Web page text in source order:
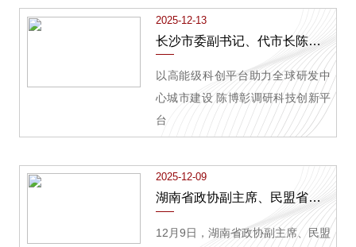
2025-12-13
长沙市委副书记、代市长陈博彰到我院调研
以高能级科创平台助力全球研发中
心城市建设 陈博彰调研科技创新平
台
2025-12-09
湖南省政协副主席、民盟省委会主席何寄华到我院开展专题调研
12月9日，湖南省政协副主席、民盟